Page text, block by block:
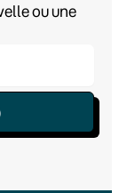
ou une